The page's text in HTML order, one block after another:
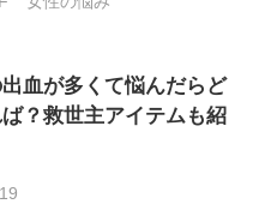
血が多くて悩んだらど
ば？救世主アイテムも紹